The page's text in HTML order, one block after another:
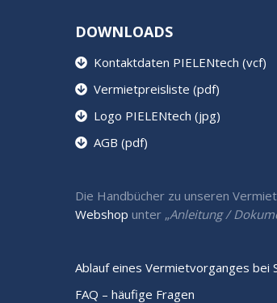
DOWNLOADS
Kontaktdaten PIELENtech (vcf)
Vermietpreisliste (pdf)
Logo PIELENtech (jpg)
AGB (pdf)
Die Handbücher zu unseren
Webshop unter „Anleitung /
Ablauf eines Vermietvorganges bei
FAQ – häufige Fragen